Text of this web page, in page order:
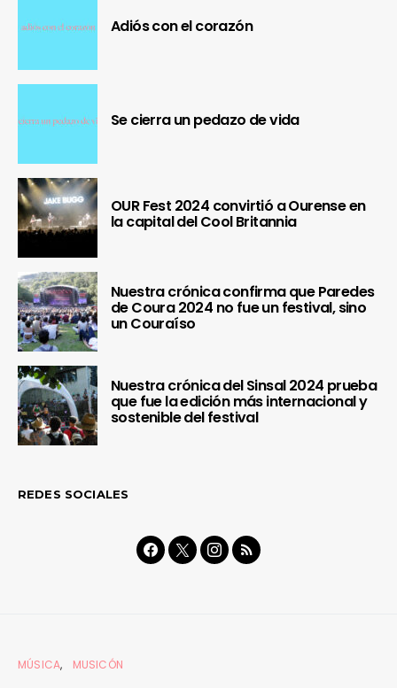
Adiós con el corazón
Se cierra un pedazo de vida
OUR Fest 2024 convirtió a Ourense en
la capital del Cool Britannia
Nuestra crónica confirma que Paredes
de Coura 2024 no fue un festival, sino
un Couraíso
Nuestra crónica del Sinsal 2024 prueba
que fue la edición más internacional y
sostenible del festival
REDES SOCIALES
MÚSICA MUSICÓN